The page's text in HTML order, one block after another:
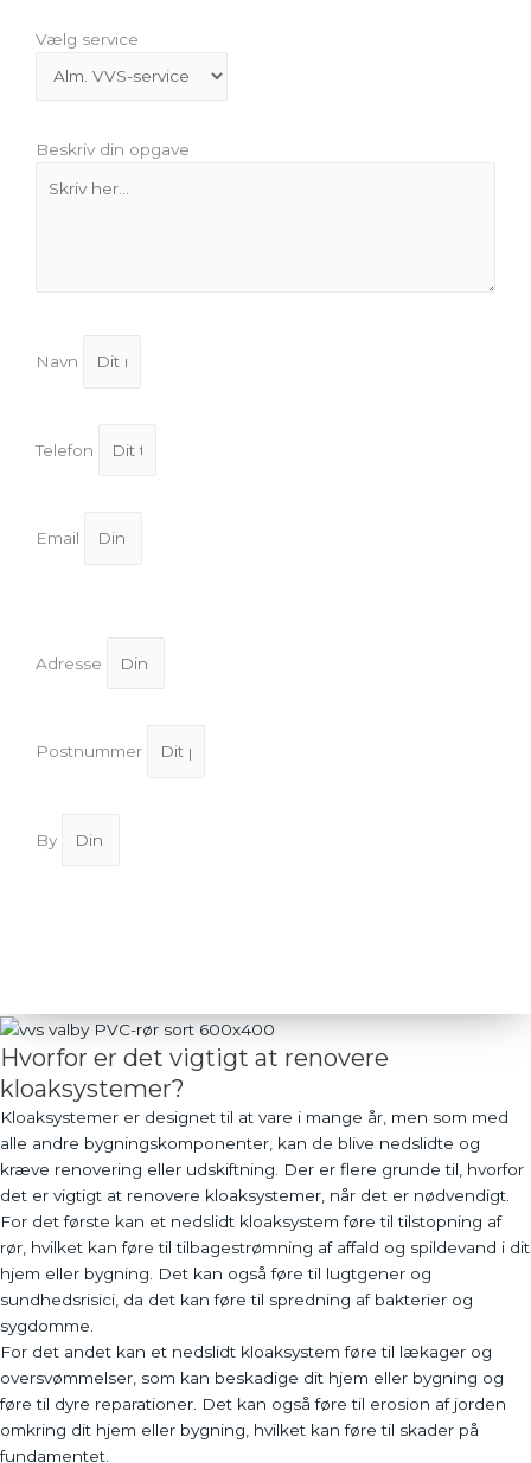
Vælg service
Beskriv din opgave
Navn
Telefon
Email
Adresse
Postnummer
By
Hvorfor er det vigtigt at renovere
kloaksystemer?
Kloaksystemer er designet til at vare i mange år, men som med
alle andre bygningskomponenter, kan de blive nedslidte og
kræve renovering eller udskiftning. Der er flere grunde til, hvorfor
det er vigtigt at renovere kloaksystemer, når det er nødvendigt.
For det første kan et nedslidt kloaksystem føre til tilstopning af
rør, hvilket kan føre til tilbagestrømning af affald og spildevand i dit
hjem eller bygning. Det kan også føre til lugtgener og
sundhedsrisici, da det kan føre til spredning af bakterier og
sygdomme.
For det andet kan et nedslidt kloaksystem føre til lækager og
oversvømmelser, som kan beskadige dit hjem eller bygning og
føre til dyre reparationer. Det kan også føre til erosion af jorden
omkring dit hjem eller bygning, hvilket kan føre til skader på
fundamentet.